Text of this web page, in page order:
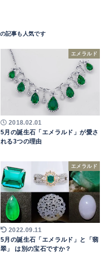
エメラルド
2018.02.01
5月の誕生石「エメラルド」が愛さ
れる3つの理由
エメラルド
2022.09.11
5月の誕生石「エメラルド」と「翡
翠」 は別の宝石ですか？